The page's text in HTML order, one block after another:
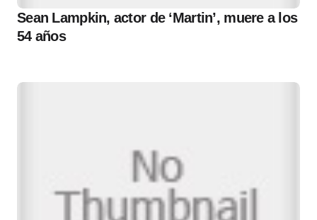
Sean Lampkin, actor de ‘Martin’, muere a los
54 años